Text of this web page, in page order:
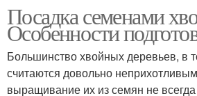
Посадка семенами
Особенности
Большинство хвойных деревьев, в
считаются довольно
выращивание их из семян не всегда